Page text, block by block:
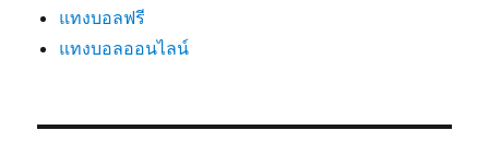
แทงบอลฟรี
แทงบอลออนไลน์